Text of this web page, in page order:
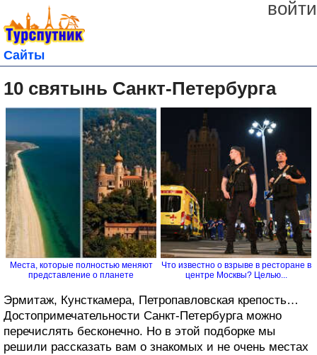
войти
Сайты
10 святынь Санкт-Петербурга
Места, которые полностью меняют
представление о планете
Что известно о взрыве в ресторане в
центре Москвы? Целью...
Эрмитаж, Кунсткамера, Петропавловская крепость…
Достопримечательности Санкт-Петербурга можно
перечислять бесконечно. Но в этой подборке мы
решили рассказать вам о знакомых и не очень местах